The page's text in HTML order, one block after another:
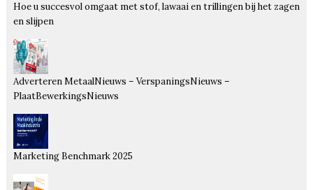
Hoe u succesvol omgaat met stof, lawaai en trillingen bij het zagen
en slijpen
Adverteren MetaalNieuws – VerspaningsNieuws –
PlaatBewerkingsNieuws
Marketing Benchmark 2025